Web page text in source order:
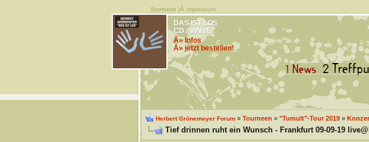
Startseite |Â Impressum
DAS IST LOS
CD / VINYL
Â» Infos
Â» jetzt bestellen!
Herbert Grönemeyer Forum» Tourneen » "Tumult"-Tour 2019»
Tief drinnen ruht ein Wunsch - Frankfurt 09-09-19